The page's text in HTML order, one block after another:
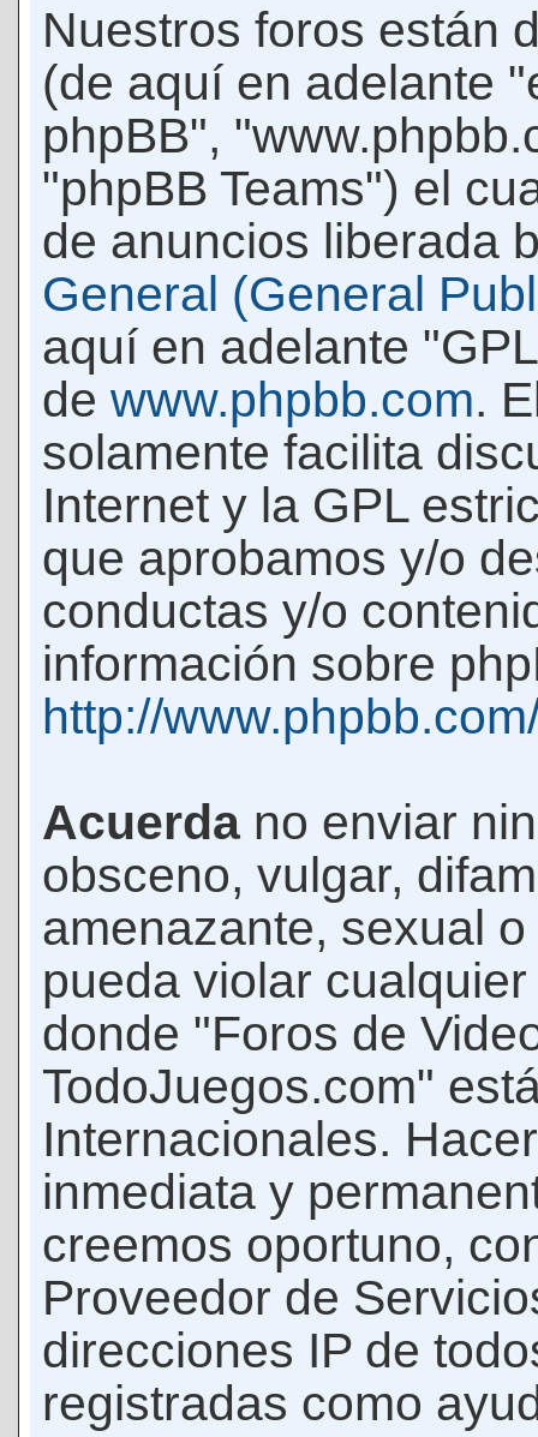
Nuestros foros están
(de aquí en adelante
phpBB",
"phpBB Teams") el
de anuncios liberada
General (General
aquí en adelante
de www.phpbb.com.
solamente facilita
Internet y la GPL
que aprobamos y/o
conductas y/o
información sobre
http://
Acuerda no enviar
obsceno, vulgar,
amenazante, sexual
pueda violar
donde "Foros de
TodoJuegos.com"
Internacionales.
inmediata y
creemos oportuno,
Proveedor de
direcciones IP de
registradas como